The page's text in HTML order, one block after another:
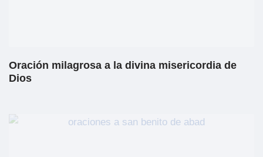
Oración milagrosa a la divina misericordia de
Dios